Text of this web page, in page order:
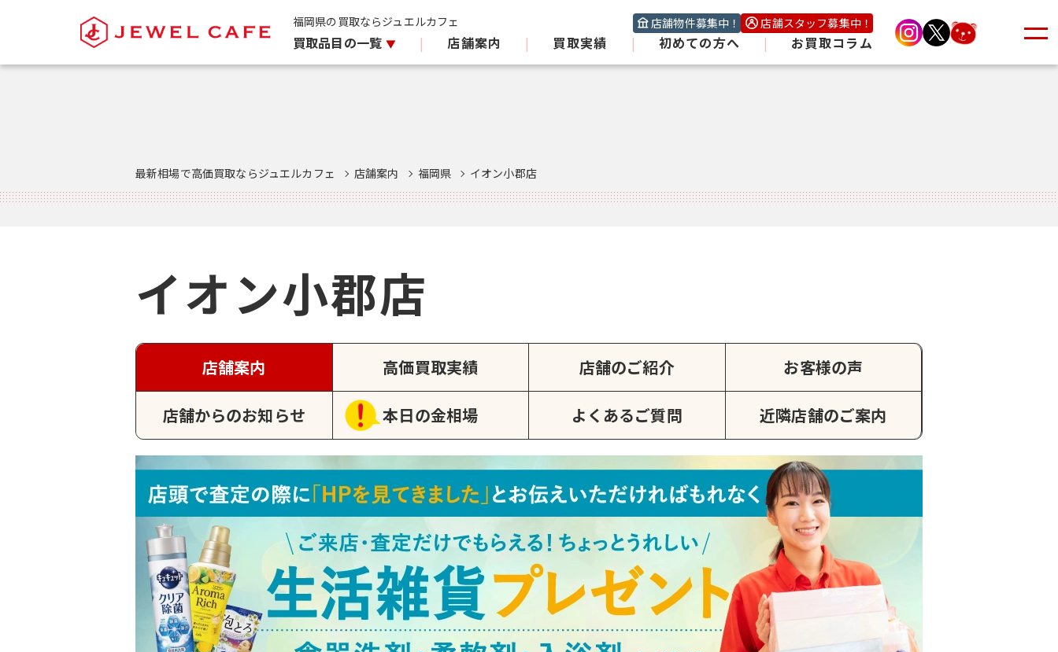
福岡県の買取ならジュエルカフェ 店舗物件募集中！ 店舗スタッフ募集中！
買取品目の一覧 | 店舗案内 | 買取実績 | 初めての方へ | お買取コラム
最新相場で高価買取ならジュエルカフェ 店舗案内 福岡県 イオン小郡店
イオン小郡店
店舗案内 高価買取実績 店舗のご紹介 お客様の声
店舗からのお知らせ 本日の金相場 よくあるご質問 近隣店舗のご案内